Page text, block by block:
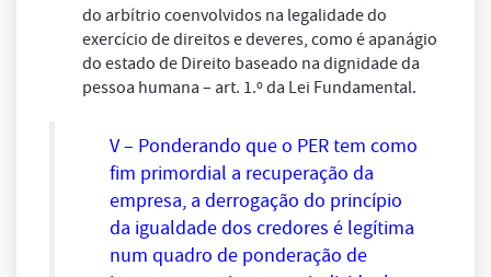
do arbítrio coenvolvidos na legalidade do
exercício de direitos e deveres, como é apanágio
do estado de Direito baseado na dignidade da
pessoa humana – art. 1.º da Lei Fundamental.
V – Ponderando que o PER tem como
fim primordial a recuperação da
empresa, a derrogação do princípio
da igualdade dos credores é legítima
num quadro de ponderação de